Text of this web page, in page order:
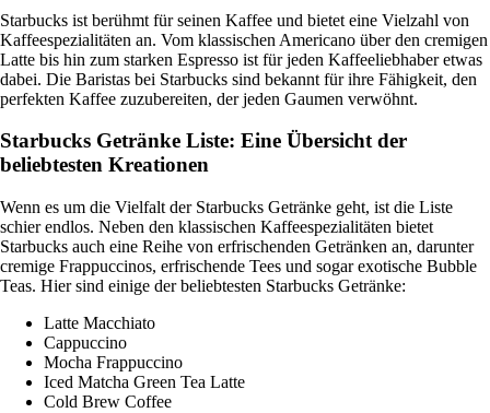
Starbucks ist berühmt für seinen Kaffee und bietet eine Vielzahl von
Kaffeespezialitäten an. Vom klassischen Americano über den cremigen
Latte bis hin zum starken Espresso ist für jeden Kaffeeliebhaber etwas
dabei. Die Baristas bei Starbucks sind bekannt für ihre Fähigkeit, den
perfekten Kaffee zuzubereiten, der jeden Gaumen verwöhnt.
Starbucks Getränke Liste: Eine Übersicht der
beliebtesten Kreationen
Wenn es um die Vielfalt der Starbucks Getränke geht, ist die Liste
schier endlos. Neben den klassischen Kaffeespezialitäten bietet
Starbucks auch eine Reihe von erfrischenden Getränken an, darunter
cremige Frappuccinos, erfrischende Tees und sogar exotische Bubble
Teas. Hier sind einige der beliebtesten Starbucks Getränke:
Latte Macchiato
Cappuccino
Mocha Frappuccino
Iced Matcha Green Tea Latte
Cold Brew Coffee